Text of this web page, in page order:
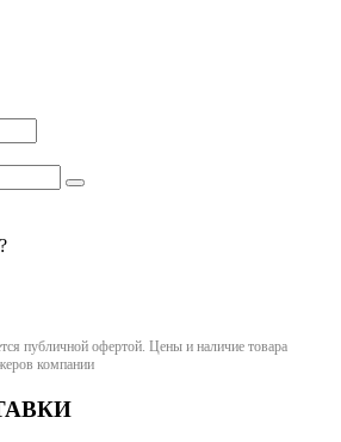
публичной офертой. Цены и наличие товара
компании